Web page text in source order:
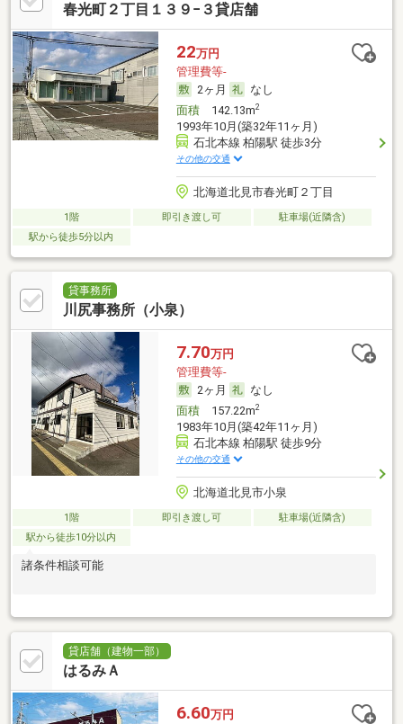
春光町２丁目１３９−３貸店舗
22万円
管理費等-
2ヶ月
なし
面積142.13m2
1993年10月(築32年11ヶ月)
石北本線 柏陽駅 徒歩3分
その他の交通
北海道北見市春光町２丁目
1階 即引き渡し可
駐車場(近隣含)
駅から徒歩5分以内
貸事務所
川尻事務所（小泉）
7.70万円
管理費等-
2ヶ月
なし
面積157.22m2
1983年10月(築42年11ヶ月)
石北本線 柏陽駅 徒歩9分
その他の交通
北海道北見市小泉
1階 即引き渡し可
駐車場(近隣含)
駅から徒歩10分以内
諸条件相談可能
貸店舗（建物一部）
はるみＡ
6.60万円